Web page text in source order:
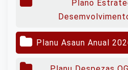
Plano
Planu Asaun Anual